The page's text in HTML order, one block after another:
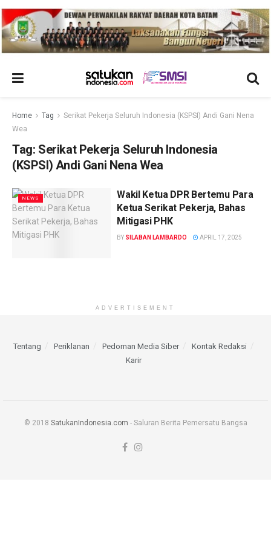
Home Tag
Serikat Pekerja Seluruh Indonesia (KSPSI) Andi Gani Nena
Wea
Tag: Serikat Pekerja Seluruh Indonesia
(KSPSI) Andi Gani Nena Wea
NEWS
Wakil Ketua DPR Bertemu Para
Ketua Serikat Pekerja, Bahas
Mitigasi PHK
BY SILABAN LAMBARDO APRIL 17, 2025
ADVERTISEMENT
Tentang Periklanan Pedoman Media Siber
Kontak Redaksi
Karir
© 2018 SatukanIndonesia.com - Saluran Berita Pemersatu Bangsa